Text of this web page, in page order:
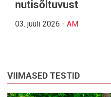
nutisõltuvust
03. juuli 2026 - AM
VIIMASED TESTID